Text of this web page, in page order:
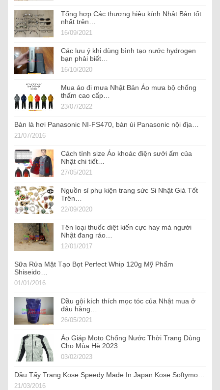
Tổng hợp Các thương hiệu kính Nhật Bản tốt
nhất trên…
16/09/2021
Các lưu ý khi dùng bình tạo nước hydrogen
bạn phải biết…
16/10/2020
Mua áo đi mưa Nhật Bản Áo mưa bộ chống
thấm cao cấp…
23/07/2022
Bàn là hơi Panasonic NI-FS470, bàn ủi Panasonic nội địa…
21/07/2016
Cách tính size Áo khoác điện sưởi ấm của
Nhật chi tiết…
27/05/2021
Nguồn sỉ phụ kiện trang sức Si Nhật Giá Tốt
Trên…
22/09/2020
Tên loại thuốc diệt kiến cực hay mà người
Nhật đang ráo…
12/01/2017
Sữa Rửa Mặt Tạo Bọt Perfect Whip 120g Mỹ Phẩm
Shiseido…
01/01/2016
Dầu gội kích thích mọc tóc của Nhật mua ở
đâu hàng…
26/05/2021
Áo Giáp Moto Chống Nước Thời Trang Dùng
Cho Mùa Hè 2023
03/02/2023
Dầu Tẩy Trang Kose Speedy Made In Japan Kose Softymo…
21/03/2016